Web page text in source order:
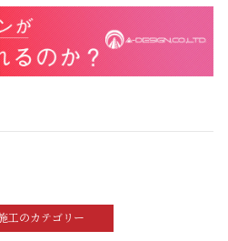
工のカテゴリー